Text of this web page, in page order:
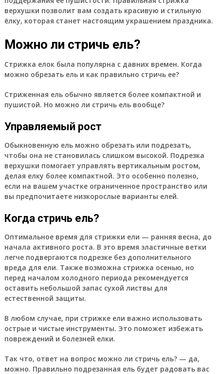
верхушки позволит вам создать красивую и стильную
ёлку, которая станет настоящим украшением праздника.
Можно ли стричь ель?
Стрижка елок была популярна с давних времен. Когда
можно обрезать ель и как правильно стричь ее?
Стриженная ель обычно является более компактной и
пушистой. Но можно ли стричь ель вообще?
Управляемый рост
Обыкновенную ель можно обрезать или подрезать,
чтобы она не становилась слишком высокой. Подрезка
верхушки помогает управлять вертикальным ростом,
делая елку более компактной. Это особенно полезно,
если на вашем участке ограниченное пространство или
вы предпочитаете низкорослые варианты елей.
Когда стричь ель?
Оптимальное время для стрижки ели — ранняя весна, до
начала активного роста. В это время эластичные ветки
легче подвергаются подрезке без дополнительного
вреда для ели. Также возможна стрижка осенью, но
перед началом холодного периода рекомендуется
оставить небольшой запас сухой листвы для
естественной защиты.
В любом случае, при стрижке ели важно использовать
острые и чистые инструменты. Это поможет избежать
повреждений и болезней елки.
Так что, ответ на вопрос можно ли стричь ель? — да,
можно. Правильно подрезанная ель будет радовать вас